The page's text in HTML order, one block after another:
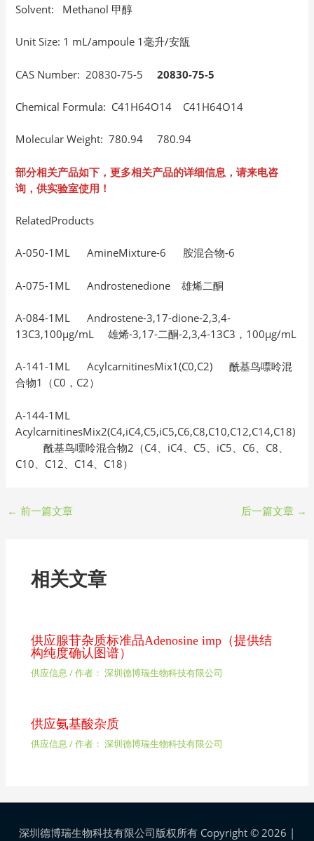
Solvent: Methanol 甲醇
Unit Size: 1 mL/ampoule 1毫升/安瓿
CAS Number: 20830-75-5 20830-75-5
Chemical Formula: C41H64O14 C41H64O14
Molecular Weight: 780.94 780.94
部分相关产品如下，更多相关产品的详细信息，请来电咨
询，供实验室使用！
RelatedProducts
A-050-1ML AmineMixture-6 胺混合物-6
A-075-1ML Androstenedione 雄烯二酮
A-084-1ML Androstene-3,17-dione-2,3,4-
13C3,100μg/mL 雄烯-3,17-二酮-2,3,4-13C3，100μg/mL
A-141-1ML AcylcarnitinesMix1(C0,C2) 酰基鸟嘌呤混
合物1（C0，C2）
A-144-1ML
AcylcarnitinesMix2(C4,iC4,C5,iC5,C6,C8,C10,C12,C14,C18)
酰基鸟嘌呤混合物2（C4、iC4、C5、iC5、C6、C8、
C10、C12、C14、C18）
← 前一篇文章 后一篇文章 →
相关文章
供应腺苷杂质标准品Adenosine imp（提供结
构纯度确认图谱）
供应信息 / 作者： 深圳德博瑞生物科技有限公司
供应氨基酸杂质
供应信息 / 作者： 深圳德博瑞生物科技有限公司
深圳德博瑞生物科技有限公司版权所有 Copyright © 2026 |